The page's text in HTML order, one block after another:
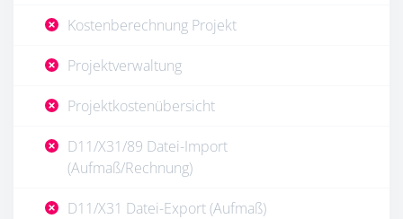
Kostenberechnung Projekt
Projektverwaltung
Projektkostenübersicht
D11/X31/89 Datei-Import
(Aufmaß/Rechnung)
D11/X31 Datei-Export (Aufmaß)